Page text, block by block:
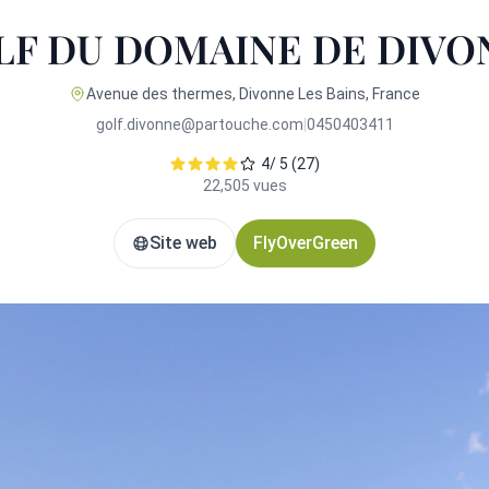
DU DOMAINE DE
Avenue des thermes, Divonne Les Bains, France
golf.divonne@partouche.com 0450403411
4/ 5 (27)
22,505 vues
Site web FlyOverGreen